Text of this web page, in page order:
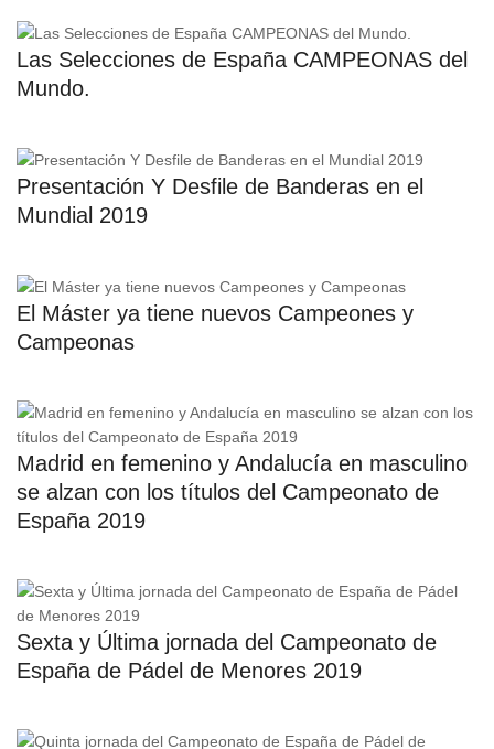
Las Selecciones de España CAMPEONAS del
Mundo.
Presentación Y Desfile de Banderas en el
Mundial 2019
El Máster ya tiene nuevos Campeones y
Campeonas
Madrid en femenino y Andalucía en masculino
se alzan con los títulos del Campeonato de
España 2019
Sexta y Última jornada del Campeonato de
España de Pádel de Menores 2019